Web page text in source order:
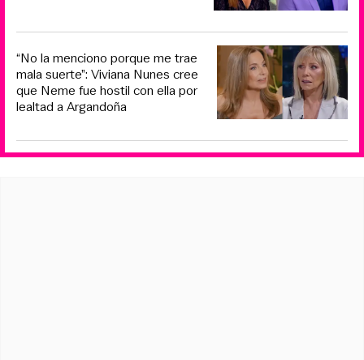
“No la menciono porque me trae
mala suerte”: Viviana Nunes cree
que Neme fue hostil con ella por
lealtad a Argandoña